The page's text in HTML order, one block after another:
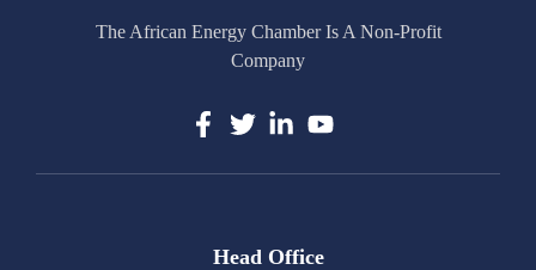
The African Energy Chamber Is A Non-Profit
Company
Head Office